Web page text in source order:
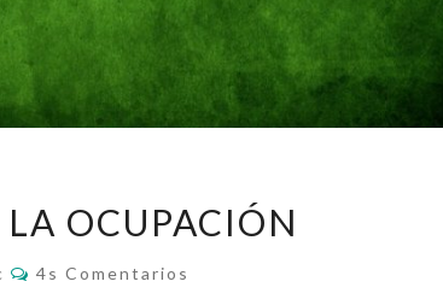
OCUPACIÓN
Comentarios
4s Comentarios